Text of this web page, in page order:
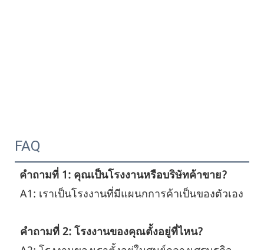
FAQ
คำถามที่ 1: คุณเป็นโรงงานหรือบริษัทค้าขาย?
A1: เราเป็นโรงงานที่มีแผนกการค้าเป็นของตัวเอง
คำถามที่ 2: โรงงานของคุณตั้งอยู่ที่ไหน?